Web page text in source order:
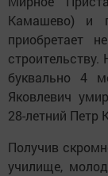
Камашево) и
приобретает
буквально 4
Яковлевич
28-летний Петр
Получив
училище,